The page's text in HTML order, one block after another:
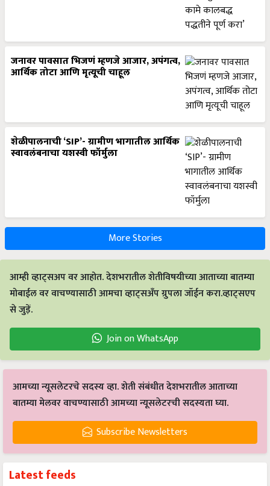
जनावर पावसात भिजणं म्हणजे आजार, अपंगत्व,
आर्थिक तोटा आणि मृत्यूची चाहूल
शेळीपालनाची ‘SIP’- ग्रामीण भागातील आर्थिक
स्वावलंबनाचा यशस्वी फॉर्मुला
More Stories
आम्ही व्हाट्सअप वर आहोत. देशभरातील शेतीविषयीच्या आताच्या बातम्या
मोबाईल वर वाचण्यासाठी आमचा व्हाट्सअँप ग्रुपला जॉईन करा.व्हाट्सएप
से जुड़ें.
Join on WhatsApp
आमच्या न्यूसलेटरचे सदस्य व्हा. शेती संबंधीत देशभरातील आताच्या
बातम्या मेलवर वाचण्यासाठी आमच्या न्यूसलेटरची सदस्यता घ्या.
Subscribe Newsletters
Latest feeds